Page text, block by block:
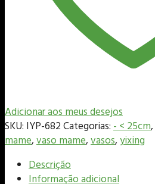
Adicionar aos meus desejos
SKU: IYP-682Categorias:- < 25cm,
mame,vaso mame,vasos,yixing
Descrição
Informação adicional